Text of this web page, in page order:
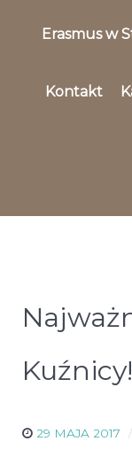
Erasmus w
Kontakt
Kuźnicy!
29 MAJA 2017